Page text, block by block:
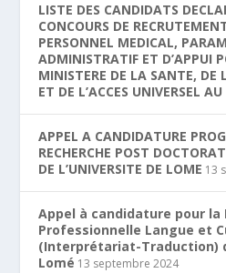
LISTE DES CANDIDATS
CONCOURS DE
PERSONNEL MEDICAL,
ADMINISTRATIF ET D’APPUI
MINISTERE DE LA SANTE, DE
ET DE L’ACCES UNIVERSEL
APPEL A CANDIDATURE
RECHERCHE POST
DE L’UNIVERSITE DE LOME 13
Appel à candidature pour la
Professionnelle Langue et
(Interprétariat-Traduction)
Lomé 13 septembre 2024